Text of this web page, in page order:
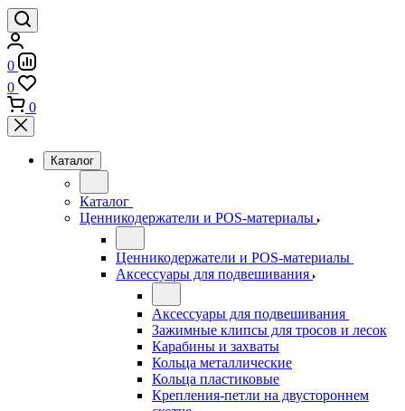
0
0
0
Каталог
Каталог
Ценникодержатели и POS-материалы
Ценникодержатели и POS-материалы
Аксессуары для подвешивания
Аксессуары для подвешивания
Зажимные клипсы для тросов и лесок
Карабины и захваты
Кольца металлические
Кольца пластиковые
Крепления-петли на двустороннем